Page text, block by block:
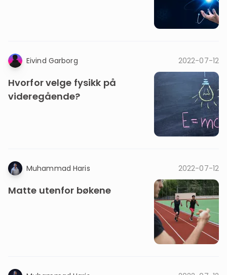
Eivind Garborg 2022-07-12
Hvorfor velge fysikk på
videregående?
Muhammad Haris 2022-07-12
Matte utenfor bøkene